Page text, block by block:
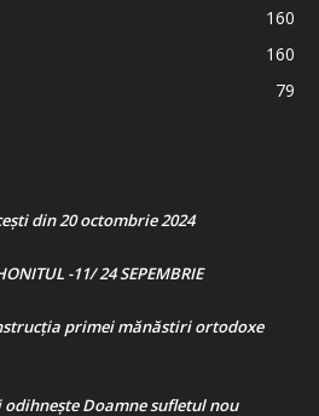
160
160
79
din 20 octombrie 2024
-11/ 24 SEPEMBRIE
primei mănăstiri ortodoxe
odihnește Doamne sufletul nou